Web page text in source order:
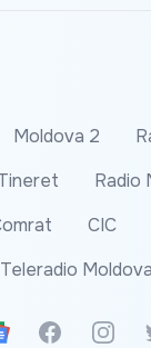
Moldova 2
Radio
CIC
Teleradio Moldova
News
Facebook